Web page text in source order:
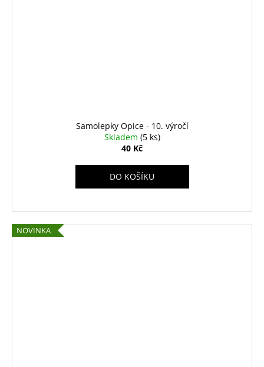
Samolepky Opice - 10. výročí
Skladem (5 ks)
40 Kč
DO KOŠÍKU
NOVINKA